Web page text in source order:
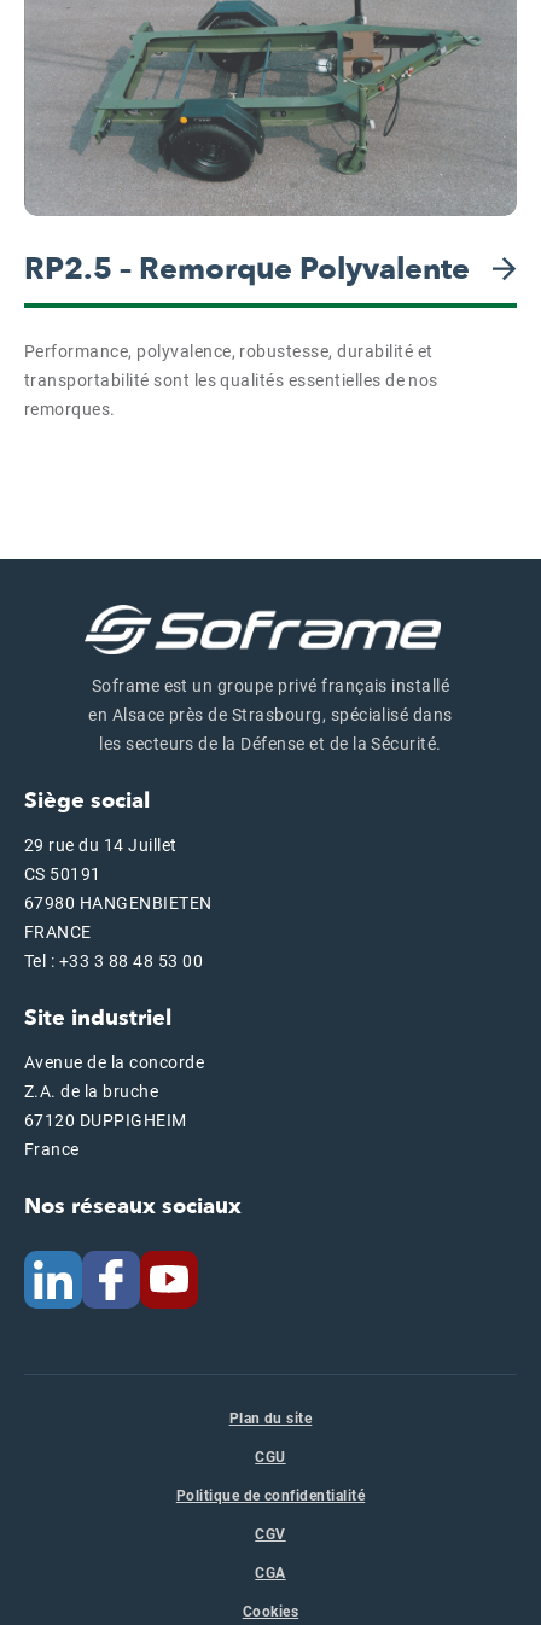
RP2.5 – Remorque Polyvalente
Performance, polyvalence, robustesse, durabilité et
transportabilité sont les qualités essentielles de nos
remorques.
Soframe est un groupe privé français installé
en Alsace près de Strasbourg, spécialisé dans
les secteurs de la Défense et de la Sécurité.
Siège social
29 rue du 14 Juillet
CS 50191
67980 HANGENBIETEN
FRANCE
Tel : +33 3 88 48 53 00
Site industriel
Avenue de la concorde
Z.A. de la bruche
67120 DUPPIGHEIM
France
Nos réseaux sociaux
Plan du site
CGU
Politique de confidentialité
CGV
CGA
Cookies